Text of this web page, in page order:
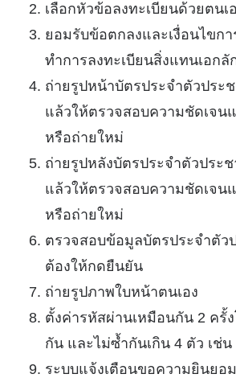
เลือกหัวข้อลงทะเบียนด้วยตนเ
ยอมรับข้อตกลงและเงื่อนไขกา
ทำการลงทะเบียนสิ่งแทนเอก
ถ่ายรูปหน้าบัตรประจำตัวประช
แล้วให้ตรวจสอบความชัดเจน
หรือถ่ายใหม่
ถ่ายรูปหลังบัตรประจำตัวประช
แล้วให้ตรวจสอบความชัดเจน
หรือถ่ายใหม่
ตรวจสอบข้อมูลบัตรประจำตัว
ต้องให้กดยืนยัน
ถ่ายรูปภาพใบหน้าตนเอง
ตั้งค่ารหัสผ่านเหมือนกัน 2 ครั้ง
กัน และไม่ซ้ำกันเกิน 4 ตัว เช่น
ระบบแจ้งเตือนขอความยินยอ